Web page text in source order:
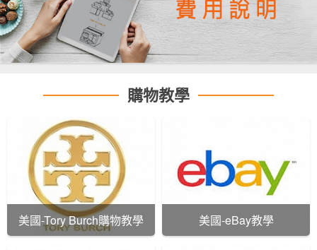
購物教學
美國-Tory Burch購物教學 美國-eBay教學